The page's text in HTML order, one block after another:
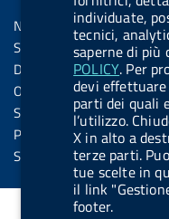
individuate,
tecnici,
saperne di più
POLICY. Per
devi
parti dei quali
l’utilizzo.
X in alto a
terze parti.
tue scelte in
il link
footer.
u
t
t
o
n
.
i
n
s
Note legali
Social Media Policy
Dichiarazione di
Obiettivi di accessibilità
Statistiche sito
Privacy
Servizi Online